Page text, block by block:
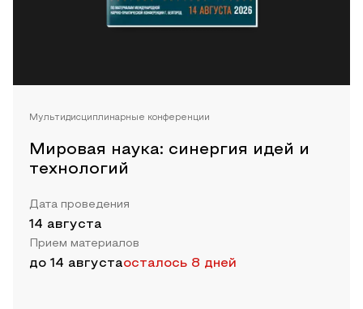
Мультидисциплинарные конференции
Мировая наука: синергия идей и
технологий
Дата проведения
14 августа
Прием материалов
до 14 августаосталось 8 дней